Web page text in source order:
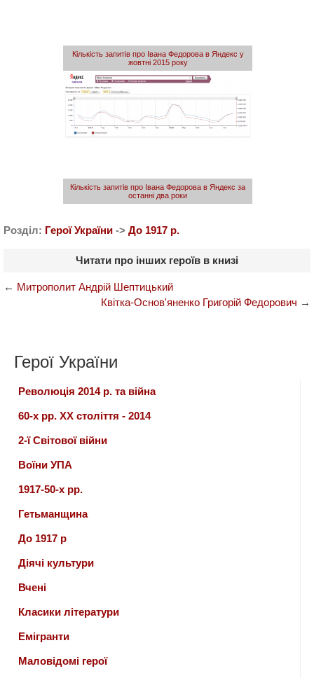
Кількість запитів про Івана Федорова в Яндекс у
жовтні 2015 року
Кількість запитів про Івана Федорова в Яндекс за
останні два роки
Розділ: Герої України -> До 1917 р.
Читати про інших героїв в книзі
← Митрополит Андрій Шептицький
Квітка-Основ'яненко Григорій Федорович →
Герої України
Революція 2014 р. та війна
60-х рр. ХХ століття - 2014
2-ї Світової війни
Воїни УПА
1917-50-х рр.
Гетьманщина
До 1917 р
Діячі культури
Вчені
Класики літератури
Емігранти
Маловідомі герої